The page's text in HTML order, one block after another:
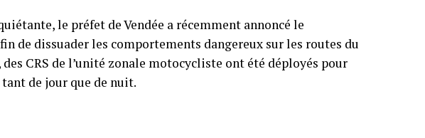
le préfet de Vendée a récemment annoncé le
de dissuader les comportements dangereux sur les routes du
CRS de l’unité zonale motocycliste ont été déployés pour
de jour que de nuit.